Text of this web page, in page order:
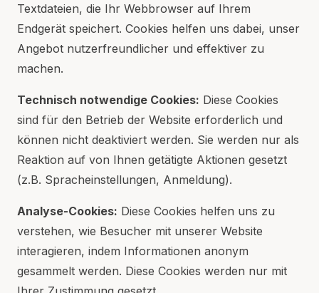
Textdateien, die Ihr Webbrowser auf Ihrem
Endgerät speichert. Cookies helfen uns dabei, unser
Angebot nutzerfreundlicher und effektiver zu
machen.
Technisch notwendige Cookies: Diese Cookies
sind für den Betrieb der Website erforderlich und
können nicht deaktiviert werden. Sie werden nur als
Reaktion auf von Ihnen getätigte Aktionen gesetzt
(z.B. Spracheinstellungen, Anmeldung).
Analyse-Cookies: Diese Cookies helfen uns zu
verstehen, wie Besucher mit unserer Website
interagieren, indem Informationen anonym
gesammelt werden. Diese Cookies werden nur mit